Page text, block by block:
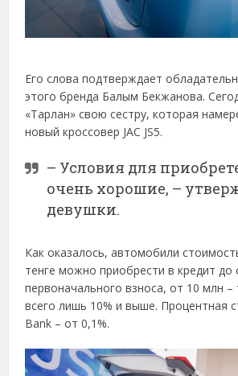
Его слова подтверждает
этого бренда Балым Бекжанова.
«Тарлан» свою сестру, которая
новый кроссовер JAC JS5.
– Условия для
очень хорошие, –
девушки.
Как оказалось, автомобили
тенге можно приобрести в кредит до
первоначального взноса, от 10 млн –
всего лишь 10% и выше. Процентная
Bank – от 0,1%.